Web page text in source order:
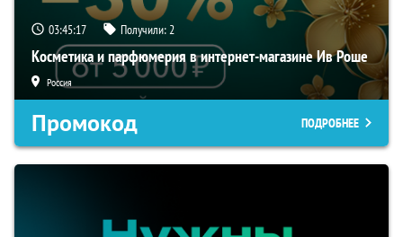
03:45:16 Получили:2
Косметика и парфюмерия в интернет-магазине Ив Роше
Россия
Промокод ПОДРОБНЕЕ